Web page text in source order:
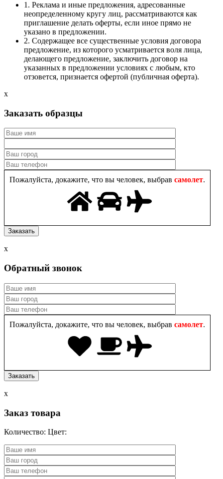
1. Реклама и иные предложения, адресованные
неопределенному кругу лиц, рассматриваются как
приглашение делать оферты, если иное прямо не
указано в предложении.
2. Содержащее все существенные условия договора
предложение, из которого усматривается воля лица,
делающего предложение, заключить договор на
указанных в предложении условиях с любым, кто
отзовется, признается офертой (публичная оферта).
x
Заказать образцы
Пожалуйста, докажите, что вы человек, выбрав самолет.
x
Обратный звонок
Пожалуйста, докажите, что вы человек, выбрав самолет.
x
Заказ товара
Количество: Цвет: